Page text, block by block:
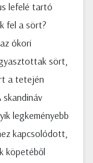
lefelé tartó
fel a sört?
ókori
sört,
a tetején
legkeményebb
kapcsolódott,
köpetéből